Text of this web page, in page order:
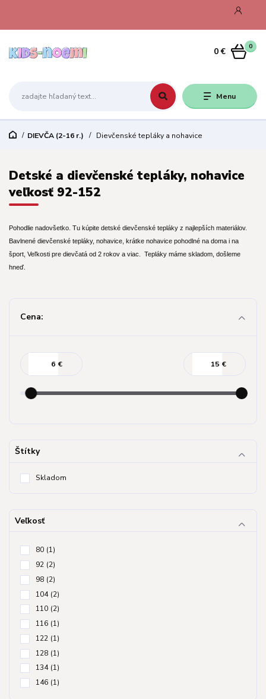
Menu
0
0 €
DIEVČA (2-16 r.) Dievčenské tepláky a nohavice
Detské a dievčenské tepláky, nohavice
veľkosť 92-152
Pohodlie nadovšetko. Tu kúpite detské dievčenské tepláky z najlepších materiálov.
Bavlnené dievčenské tepláky, nohavice, krátke nohavice pohodlné na doma i na
šport, Veľkosti pre dievčatá od 2 rokov a viac. Tepláky máme skladom, došleme
hneď.
Cena:
€ €
Štítky
Skladom
Veľkosť
80 (1)
92 (2)
98 (2)
104 (2)
110 (2)
116 (1)
122 (1)
128 (1)
134 (1)
146 (1)